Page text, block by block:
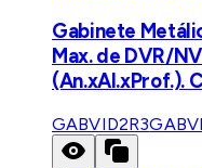
Gabinete
Max. de DVR/
(An.xAl.xProf.).
GABVID2R3